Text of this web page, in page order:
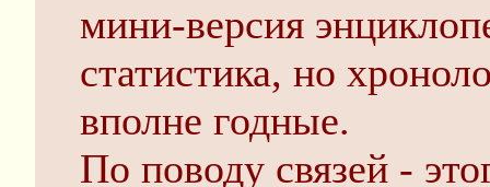
мини-версия
статистика, но
вполне годные.
По поводу связей -